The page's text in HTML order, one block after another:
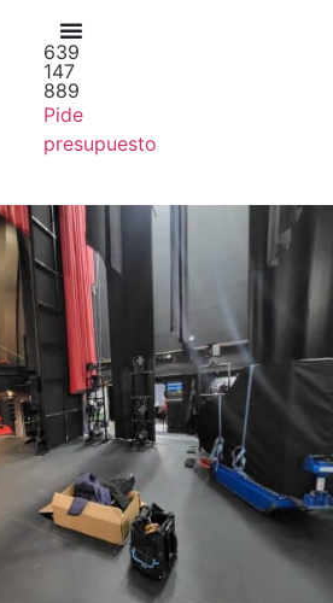
639
147
889
Pide
presupuesto